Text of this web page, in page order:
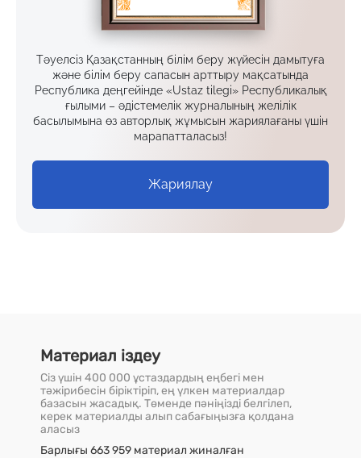
Тәуелсіз Қазақстанның білім беру жүйесін дамытуға
және білім беру сапасын арттыру мақсатында
Республика деңгейінде «Ustaz tilegi» Республикалық
ғылыми – әдістемелік журналының желілік
басылымына өз авторлық жұмысын жариялағаны үшін
марапатталасыз!
Жариялау
Материал іздеу
Сіз үшін 400 000 ұстаздардың еңбегі мен
тәжірибесін біріктіріп, ең үлкен материалдар
базасын жасадық. Төменде пәніңізді белгілеп,
керек материалды алып сабағыңызға қолдана
аласыз
Барлығы 663 959 материал жиналған